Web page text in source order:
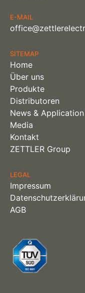
E-MAIL
SITEMAP
Home
Über uns
Produkte
Distributoren
News &
Media
Kontakt
ZETTLER Group
LEGAL
Impressum
AGB